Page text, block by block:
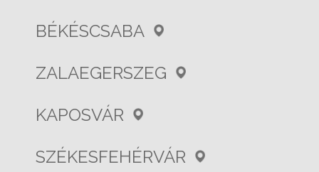
BÉKÉSCSABA
ZALAEGERSZEG
KAPOSVÁR
SZÉKESFEHÉRVÁR